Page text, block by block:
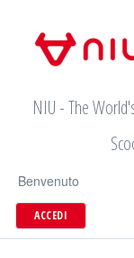
NIU - The
Benvenuto
ACCEDI